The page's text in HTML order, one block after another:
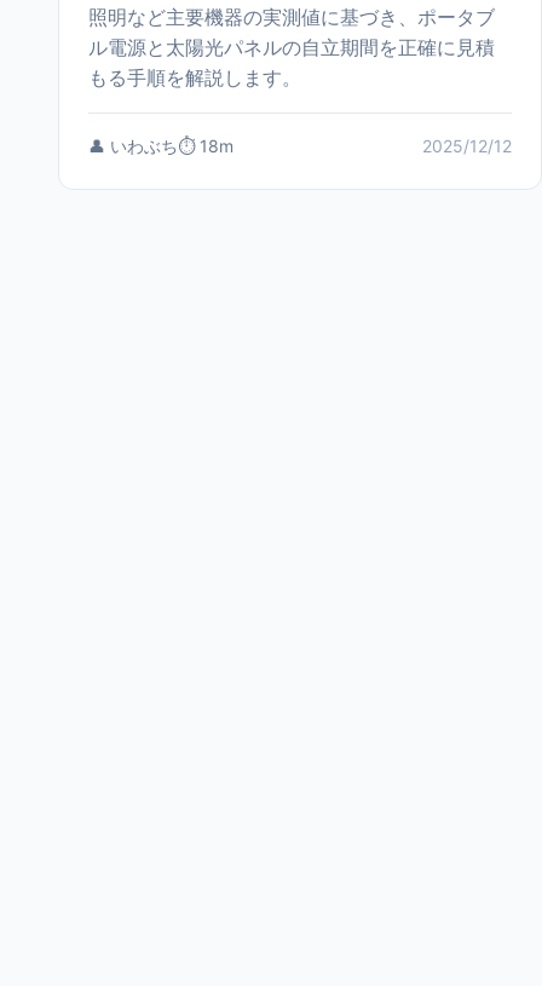
照明など主要機器の実測値に基づき、ポータブ
ル電源と太陽光パネルの自立期間を正確に見積
もる手順を解説します。
👤 いわぶち⏱️ 18m 2025/12/12